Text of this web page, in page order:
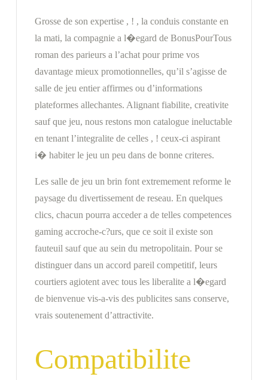
Grosse de son expertise , ! , la conduis constante en
la mati, la compagnie a l�egard de BonusPourTous
roman des parieurs a l’achat pour prime vos
davantage mieux promotionnelles, qu’il s’agisse de
salle de jeu entier affirmes ou d’informations
plateformes allechantes. Alignant fiabilite, creativite
sauf que jeu, nous restons mon catalogue ineluctable
en tenant l’integralite de celles , ! ceux-ci aspirant
i� habiter le jeu un peu dans de bonne criteres.
Les salle de jeu un brin font extremement reforme le
paysage du divertissement de reseau. En quelques
clics, chacun pourra acceder a de telles competences
gaming accroche-c?urs, que ce soit il existe son
fauteuil sauf que au sein du metropolitain. Pour se
distinguer dans un accord pareil competitif, leurs
courtiers agiotent avec tous les liberalite a l�egard
de bienvenue vis-a-vis des publicites sans conserve,
vrais soutenement d’attractivite.
Compatibilite